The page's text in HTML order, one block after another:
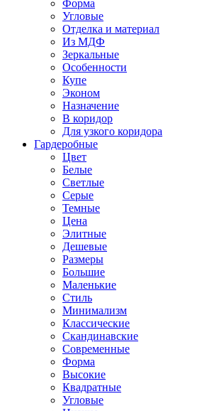
Форма
Угловые
Отделка и материал
Из МДФ
Зеркальные
Особенности
Купе
Эконом
Назначение
В коридор
Для узкого коридора
Гардеробные
Цвет
Белые
Светлые
Серые
Темные
Цена
Элитные
Дешевые
Размеры
Большие
Маленькие
Стиль
Минимализм
Классические
Скандинавские
Современные
Форма
Высокие
Квадратные
Угловые